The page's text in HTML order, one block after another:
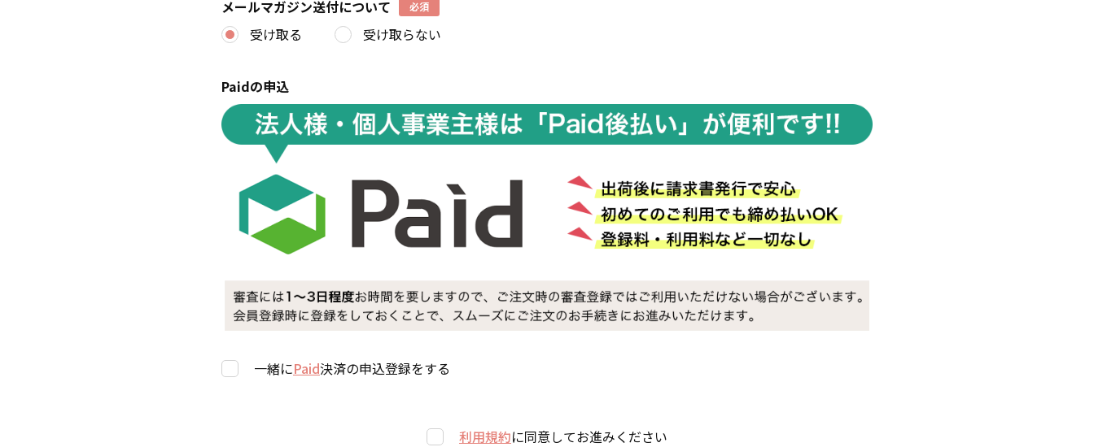
メールマガジン送付について 必須
受け取る 受け取らない
Paidの申込
一緒にPaid決済の申込登録をする
利用規約に同意してお進みください